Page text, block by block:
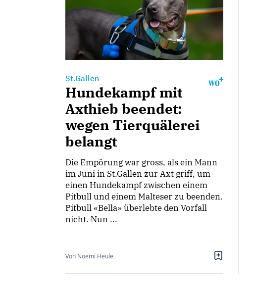
St.Gallen
Hundekampf mit
Axthieb beendet:
wegen Tierquälerei
belangt
Die Empörung war gross, als ein Mann
im Juni in St.Gallen zur Axt griff, um
einen Hundekampf zwischen einem
Pitbull und einem Malteser zu beenden.
Pitbull «Bella» überlebte den Vorfall
nicht. Nun ...
Von Noemi Heule